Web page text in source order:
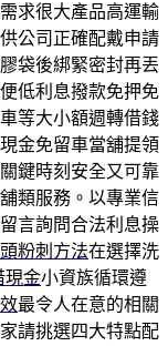
求很大產品高運輸
公司正確配戴申請
袋後綁緊密封再丟
低利息撥款免押免
等大小額週轉借錢
金免留車當舖提領
鍵時刻安全又可靠
類服務。以專業信
言詢問合法利息操
粉刺方法在選擇洗
現金小資族循環遵
最令人在意的相關
請挑選四大特點配